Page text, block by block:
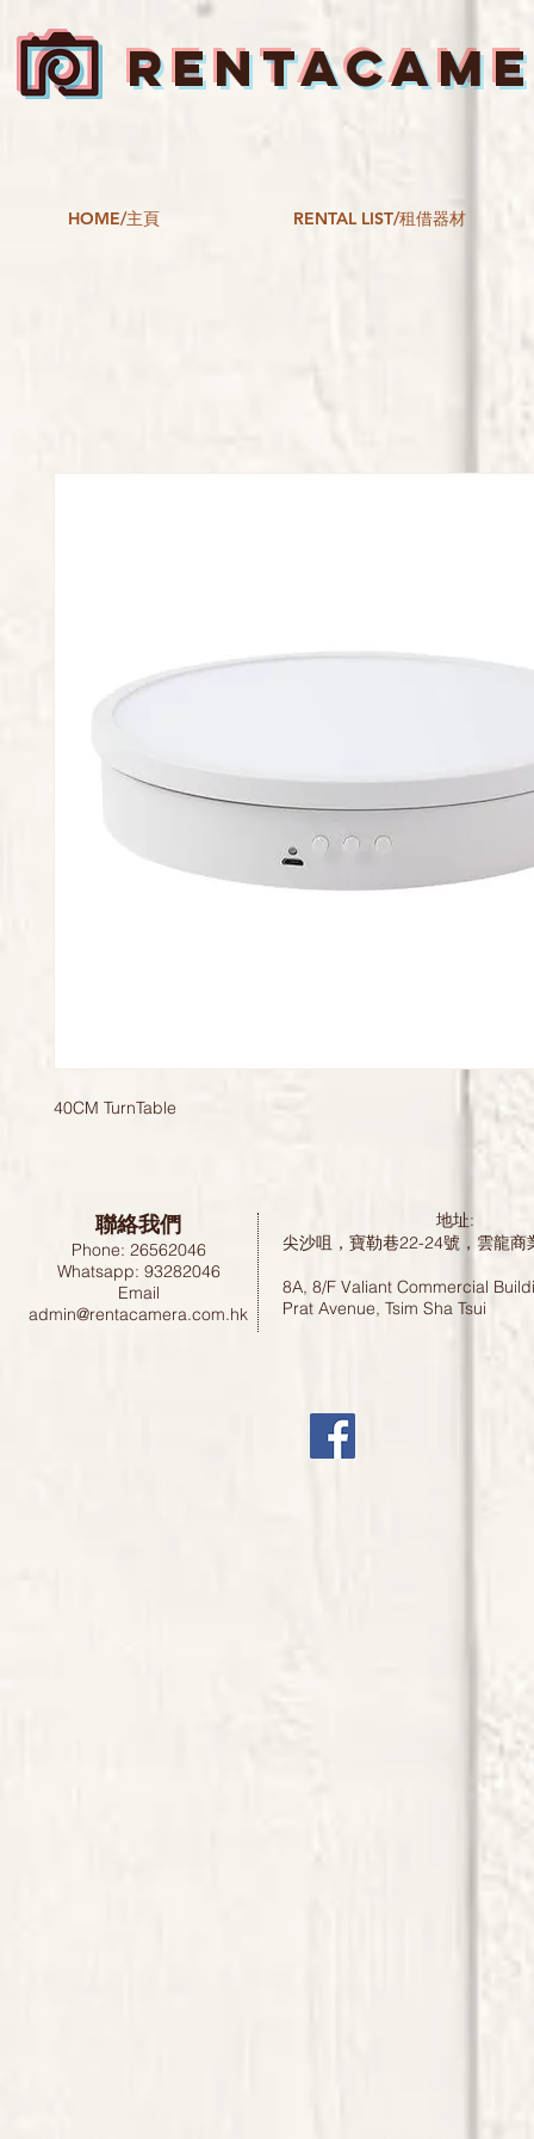
HOME/主頁 RENTAL LIST/租借器材
40CM TurnTable
聯絡我們
Phone: 26562046
Whatsapp: 93282046
Email
admin@rentacamera.com.hk
地址:
尖沙咀，寶勒巷22-24號，雲龍
8A, 8/F Valiant Commercial
Prat Avenue, Tsim Sha Tsui